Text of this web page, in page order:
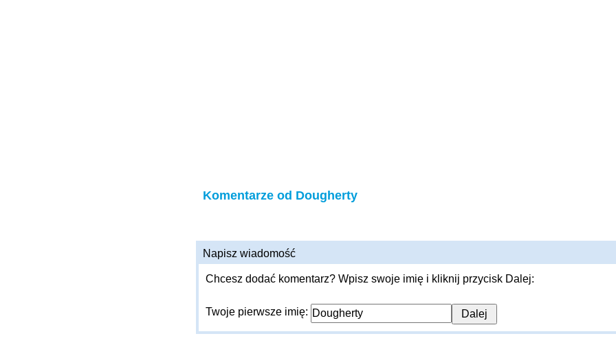
Komentarze od Dougherty
Napisz wiadomość
Chcesz dodać komentarz? Wpisz swoje imię i kliknij przycisk Dalej:
Twoje pierwsze imię: